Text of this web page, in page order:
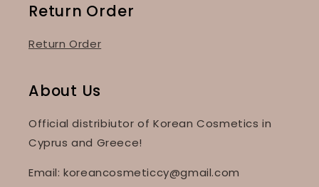
Return Order
Return Order
About Us
Official distribiutor of Korean Cosmetics in
Cyprus and Greece!
Email: koreancosmeticcy@gmail.com